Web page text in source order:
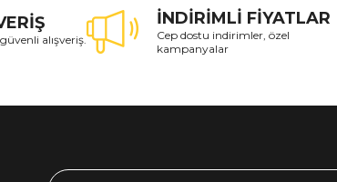
alışveriş.
İNDİRİMLİ FİYATLAR
Cep dostu indirimler, özel
kampanyalar